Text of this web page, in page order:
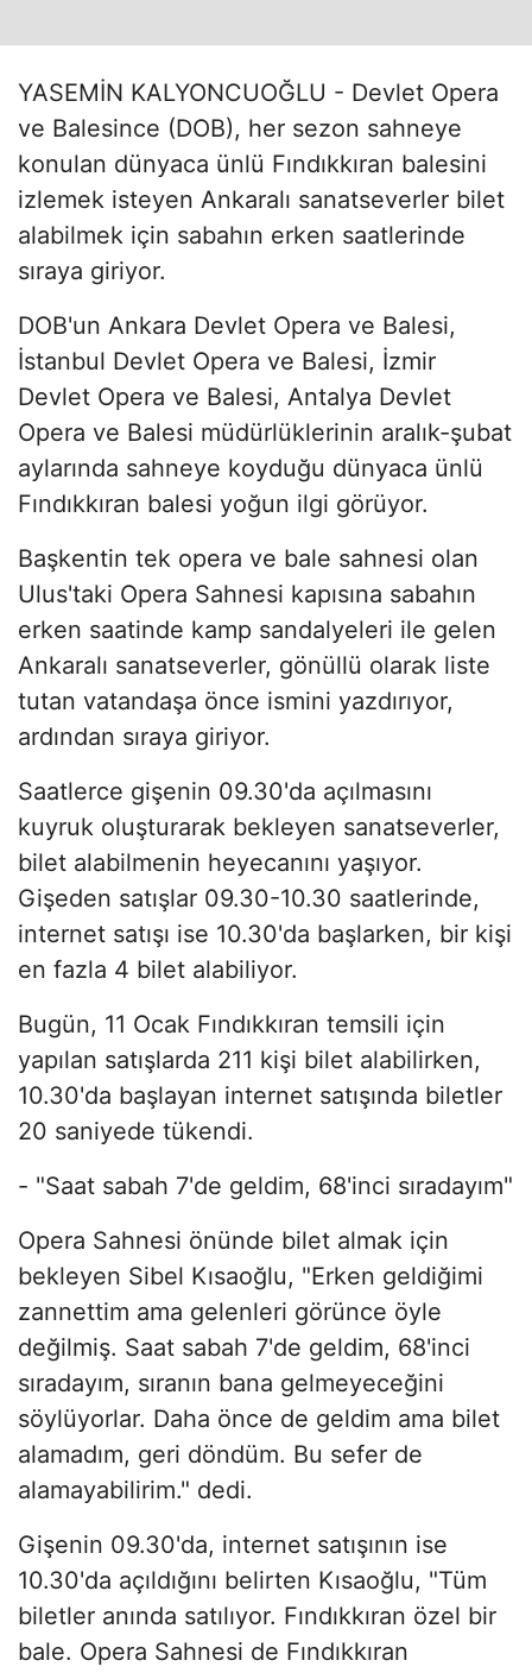
YASEMİN KALYONCUOĞLU - Devlet Opera
ve Balesince (DOB), her sezon sahneye
konulan dünyaca ünlü Fındıkkıran balesini
izlemek isteyen Ankaralı sanatseverler bilet
alabilmek için sabahın erken saatlerinde
sıraya giriyor.
DOB'un Ankara Devlet Opera ve Balesi,
İstanbul Devlet Opera ve Balesi, İzmir
Devlet Opera ve Balesi, Antalya Devlet
Opera ve Balesi müdürlüklerinin aralık-şubat
aylarında sahneye koyduğu dünyaca ünlü
Fındıkkıran balesi yoğun ilgi görüyor.
Başkentin tek opera ve bale sahnesi olan
Ulus'taki Opera Sahnesi kapısına sabahın
erken saatinde kamp sandalyeleri ile gelen
Ankaralı sanatseverler, gönüllü olarak liste
tutan vatandaşa önce ismini yazdırıyor,
ardından sıraya giriyor.
Saatlerce gişenin 09.30'da açılmasını
kuyruk oluşturarak bekleyen sanatseverler,
bilet alabilmenin heyecanını yaşıyor.
Gişeden satışlar 09.30-10.30 saatlerinde,
internet satışı ise 10.30'da başlarken, bir kişi
en fazla 4 bilet alabiliyor.
Bugün, 11 Ocak Fındıkkıran temsili için
yapılan satışlarda 211 kişi bilet alabilirken,
10.30'da başlayan internet satışında biletler
20 saniyede tükendi.
- "Saat sabah 7'de geldim, 68'inci sıradayım"
Opera Sahnesi önünde bilet almak için
bekleyen Sibel Kısaoğlu, "Erken geldiğimi
zannettim ama gelenleri görünce öyle
değilmiş. Saat sabah 7'de geldim, 68'inci
sıradayım, sıranın bana gelmeyeceğini
söylüyorlar. Daha önce de geldim ama bilet
alamadım, geri döndüm. Bu sefer de
alamayabilirim." dedi.
Gişenin 09.30'da, internet satışının ise
10.30'da açıldığını belirten Kısaoğlu, "Tüm
biletler anında satılıyor. Fındıkkıran özel bir
bale. Opera Sahnesi de Fındıkkıran